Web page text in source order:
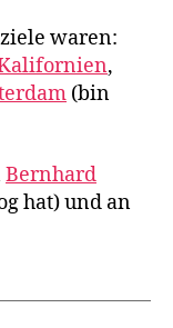
waren:
,
(bin
Bernhard
hat) und an